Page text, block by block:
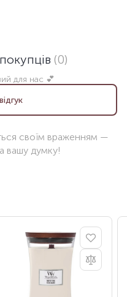
(0)
для нас 💕
своїм враженням —
вашу думку!